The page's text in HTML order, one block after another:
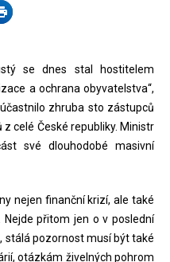
se dnes stal hostitelem
a ochrana obyvatelstva“,
zhruba sto zástupců
celé České republiky. Ministr
své dlouhodobé masivní
nejen finanční krizí, ale také
přitom jen o v poslední
stálá pozornost musí být také
otázkám živelných pohrom